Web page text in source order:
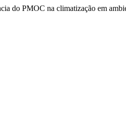
do PMOC na climatização em